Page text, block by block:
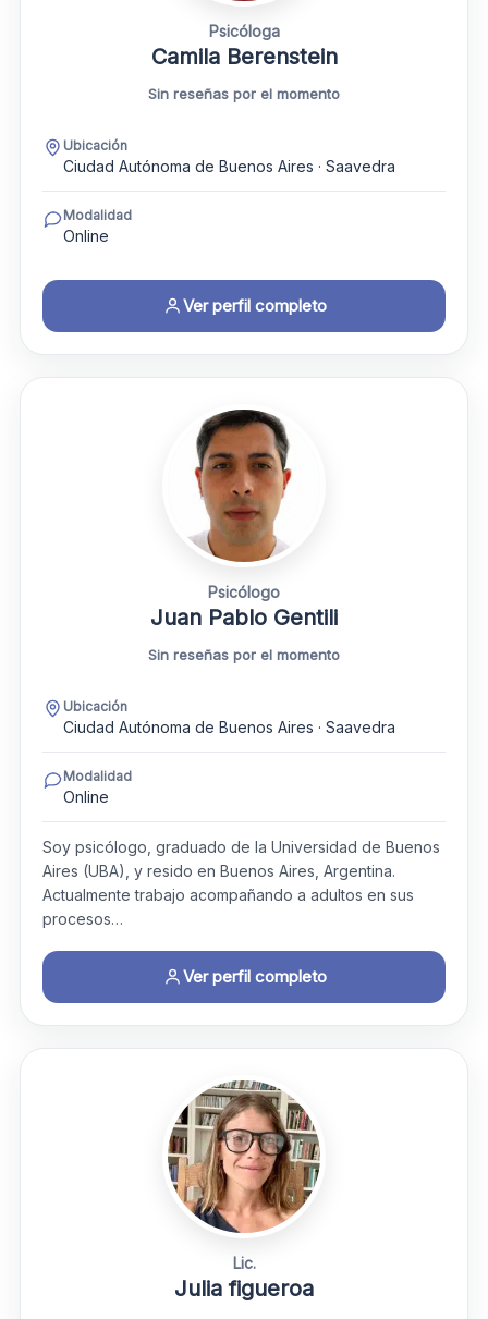
Psicóloga
Camila Berenstein
Sin reseñas por el momento
Ubicación
Ciudad Autónoma de Buenos Aires · Saavedra
Modalidad
Online
Ver perfil completo
Psicólogo
Juan Pablo Gentili
Sin reseñas por el momento
Ubicación
Ciudad Autónoma de Buenos Aires · Saavedra
Modalidad
Online
Soy psicólogo, graduado de la Universidad de Buenos
Aires (UBA), y resido en Buenos Aires, Argentina.
Actualmente trabajo acompañando a adultos en sus
procesos…
Ver perfil completo
Lic.
Julia figueroa